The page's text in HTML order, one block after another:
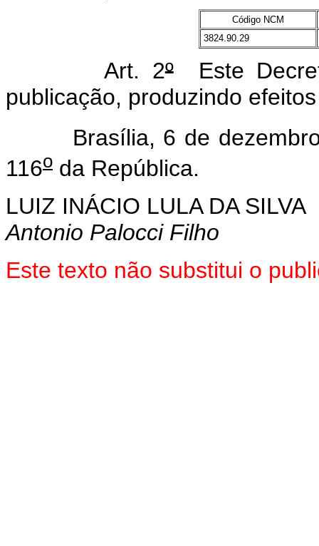
Código NCM
3824.90.29
Art. 2ºEste
publicação, produzindo
Brasília, 6 de dezembro
116o da República.
LUIZ INÁCIO LULA DA SILVA
Antonio Palocci Filho
Este texto não substitui o